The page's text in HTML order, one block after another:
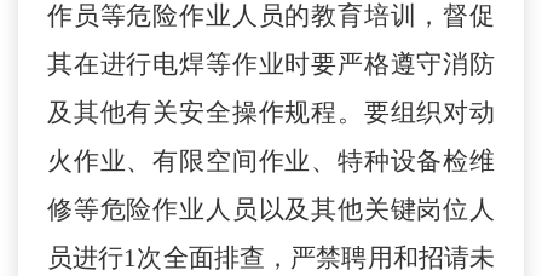
作员等危险作业人员的教育培训，督促
其在进行电焊等作业时要严格遵守消防
及其他有关安全操作规程。要组织对动
火作业、有限空间作业、特种设备检维
修等危险作业人员以及其他关键岗位人
员进行1次全面排查，严禁聘用和招请未